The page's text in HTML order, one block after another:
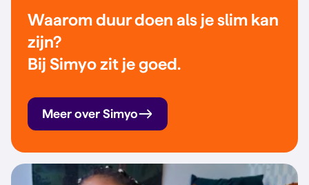
Waarom duur doen als je slim kan
zijn?
Bij Simyo zit je goed.
Meer over Simyo